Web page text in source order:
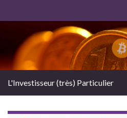
Search for:
L'Investisseur (très) Particulier